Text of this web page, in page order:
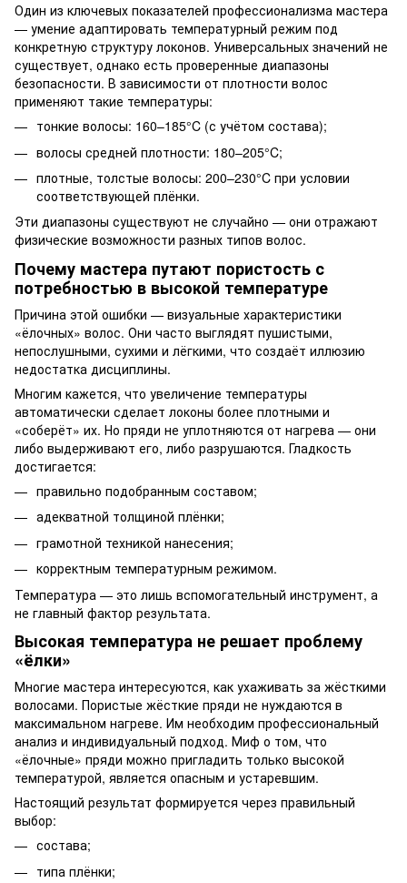
Один из ключевых показателей профессионализма мастера
— умение адаптировать температурный режим под
конкретную структуру локонов. Универсальных значений не
существует, однако есть проверенные диапазоны
безопасности. В зависимости от плотности волос
применяют такие температуры:
тонкие волосы: 160–185°C (с учётом состава);
волосы средней плотности: 180–205°C;
плотные, толстые волосы: 200–230°C при условии
соответствующей плёнки.
Эти диапазоны существуют не случайно — они отражают
физические возможности разных типов волос.
Почему мастера путают пористость с
потребностью в высокой температуре
Причина этой ошибки — визуальные характеристики
«ёлочных» волос. Они часто выглядят пушистыми,
непослушными, сухими и лёгкими, что создаёт иллюзию
недостатка дисциплины.
Многим кажется, что увеличение температуры
автоматически сделает локоны более плотными и
«соберёт» их. Но пряди не уплотняются от нагрева — они
либо выдерживают его, либо разрушаются. Гладкость
достигается:
правильно подобранным составом;
адекватной толщиной плёнки;
грамотной техникой нанесения;
корректным температурным режимом.
Температура — это лишь вспомогательный инструмент, а
не главный фактор результата.
Высокая температура не решает проблему
«ёлки»
Многие мастера интересуются, как ухаживать за жёсткими
волосами. Пористые жёсткие пряди не нуждаются в
максимальном нагреве. Им необходим профессиональный
анализ и индивидуальный подход. Миф о том, что
«ёлочные» пряди можно пригладить только высокой
температурой, является опасным и устаревшим.
Настоящий результат формируется через правильный
выбор:
состава;
типа плёнки;